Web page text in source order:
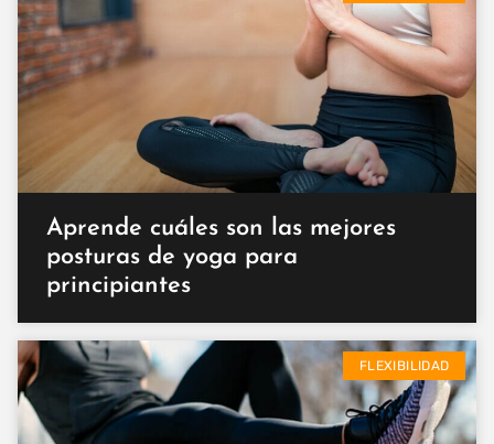
Aprende cuáles son las mejores
posturas de yoga para
principiantes
FLEXIBILIDAD